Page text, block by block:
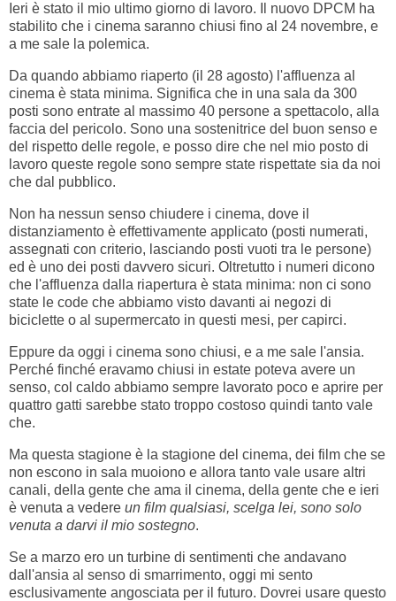
Ieri è stato il mio ultimo giorno di lavoro. Il nuovo DPCM ha
stabilito che i cinema saranno chiusi fino al 24 novembre, e
a me sale la polemica.
Da quando abbiamo riaperto (il 28 agosto) l'affluenza al
cinema è stata minima. Significa che in una sala da 300
posti sono entrate al massimo 40 persone a spettacolo, alla
faccia del pericolo. Sono una sostenitrice del buon senso e
del rispetto delle regole, e posso dire che nel mio posto di
lavoro queste regole sono sempre state rispettate sia da noi
che dal pubblico.
Non ha nessun senso chiudere i cinema, dove il
distanziamento è effettivamente applicato (posti numerati,
assegnati con criterio, lasciando posti vuoti tra le persone)
ed è uno dei posti davvero sicuri. Oltretutto i numeri dicono
che l'affluenza dalla riapertura è stata minima: non ci sono
state le code che abbiamo visto davanti ai negozi di
biciclette o al supermercato in questi mesi, per capirci.
Eppure da oggi i cinema sono chiusi, e a me sale l'ansia.
Perché finché eravamo chiusi in estate poteva avere un
senso, col caldo abbiamo sempre lavorato poco e aprire per
quattro gatti sarebbe stato troppo costoso quindi tanto vale
che.
Ma questa stagione è la stagione del cinema, dei film che se
non escono in sala muoiono e allora tanto vale usare altri
canali, della gente che ama il cinema, della gente che e ieri
è venuta a vedere un film qualsiasi, scelga lei, sono solo
venuta a darvi il mio sostegno.
Se a marzo ero un turbine di sentimenti che andavano
dall'ansia al senso di smarrimento, oggi mi sento
esclusivamente angosciata per il futuro. Dovrei usare questo